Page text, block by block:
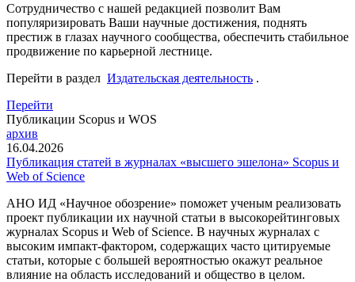
Сотрудничество с нашей редакцией позволит Вам
популяризировать Ваши научные достижения, поднять
престиж в глазах научного сообщества, обеспечить стабильное
продвижение по карьерной лестнице.
Перейти в раздел Издательская деятельность .
Перейти
Публикации Scopus и WOS
архив
16.04.2026
Публикация статей в журналах «высшего эшелона» Scopus и
Web of Science
АНО ИД «Научное обозрение» поможет ученым реализовать
проект публикации их научной статьи в высокорейтинговых
журналах Scopus и Web of Science. В научных журналах с
высоким импакт-фактором, содержащих часто цитируемые
статьи, которые с большей вероятностью окажут реальное
влияние на область исследований и общество в целом.